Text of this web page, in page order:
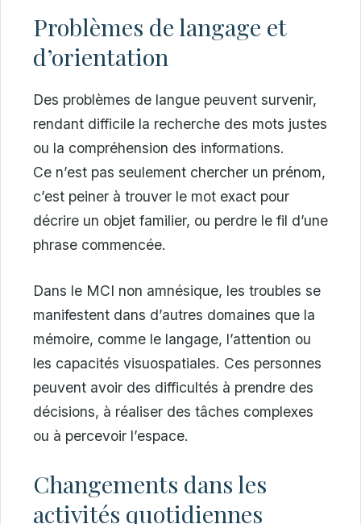
Problèmes de langage et
d’orientation
Des problèmes de langue peuvent survenir,
rendant difficile la recherche des mots justes
ou la compréhension des informations.
Ce n’est pas seulement chercher un prénom,
c’est peiner à trouver le mot exact pour
décrire un objet familier, ou perdre le fil d’une
phrase commencée.
Dans le MCI non amnésique, les troubles se
manifestent dans d’autres domaines que la
mémoire, comme le langage, l’attention ou
les capacités visuospatiales. Ces personnes
peuvent avoir des difficultés à prendre des
décisions, à réaliser des tâches complexes
ou à percevoir l’espace.
Changements dans les
activités quotidiennes